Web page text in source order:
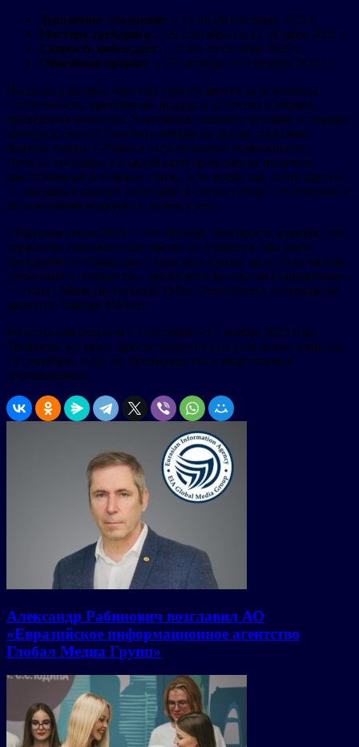
Депозитное ускорение: с 15 по 28 сентября 2025 г.
Мастера трейдинга: с 29 сентября по 12 октября 2025 г.
Скорость побеждает: с 13 по 26 октября 2025 г.
Объемный прорыв: с 27 октября по 9 ноября 2025 г.
Награды в данных миссиях присуждаются за результаты,
стабильность, креативный подход и упорство в период
проведения конкурса. Участники, соответствующие условиям
конкурса, смогут получить денежные призы, торговые
бонусы, баллы V-Points и эксклюзивные возможности.
Лучшие трейдеры в каждой категории cмогут получить
шестизначные денежные призы, в то время как сотни других
— награды в каждой категории в соответствии с Условиями и
положениями конкурса и типом счета.
«Торговая гонка 2025 — это больше, чем просто конкурс, это
торжество торгового мастерства и стойкости. Мы даем
трейдерам не только шанс выиграть призы, но и стать частью
глобального сообщества, движимого высокими стандартами»,
— сказал Марк Деспальерес (Marc Despallieres), генеральный
директор Vantage Markets.
Регистрация открыта с 1 сентября по 7 ноября 2025 года.
Трейдеры, которые зарегистрируются на начальном этапе (до
14 сентября), получат преимущество в подготовке к
соревнованию.
Александр Рабинович возглавил АО
«Евразийское информационное агентство
Глобал Медиа Групп»